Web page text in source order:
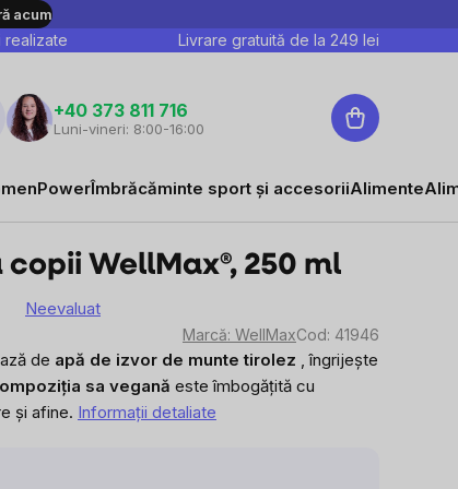
acum
Livrare gratuită de la 249 lei
+40 373 811 716
Luni-vineri: 8:00-16:00
Coş
de
Îmbrăcăminte sport și accesoriiAlimente
WellMax®, 250 ml
Neevaluat
Marcă: WellMaxCod: 41946
de apă de izvor de munte tirolez , îngrijește
sa vegană este îmbogățită cu
și afine. Informaţii detaliate